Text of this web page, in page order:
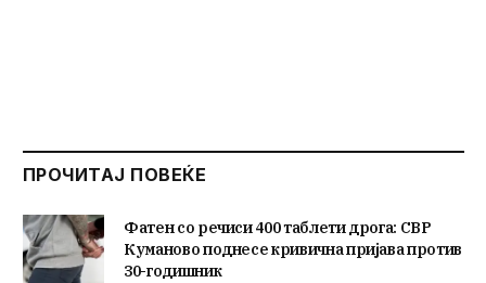
ПРОЧИТАЈ ПОВЕЌЕ
Фатен со речиси 400 таблети дрога: СВР
Куманово поднесе кривична пријава против
30-годишник